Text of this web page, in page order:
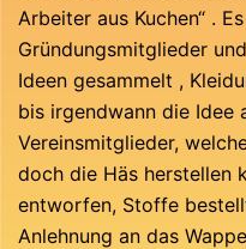
Arbeiter aus Kuchen“ .
Gründungsmitglieder
Ideen gesammelt ,
bis irgendwann die Idee
Vereinsmitglieder,
doch die Häs herstellen
entworfen, Stoffe
Anlehnung an das